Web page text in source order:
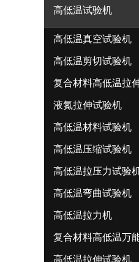
高低温试验机
高低温真空试验机
高低温剪切试验机
复合材料高低温拉
液氮拉伸试验机
高低温材料试验机
高低温压缩试验机
高低温拉压力试验
高低温弯曲试验机
高低温拉力机
复合材料高低温万
高低温拉伸试验机